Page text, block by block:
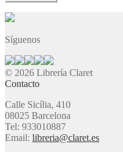
Síguenos
© 2026 Librería Claret
Contacto
Calle Sicília, 410
08025 Barcelona
Tel: 933010887
Email: libreria@claret.es